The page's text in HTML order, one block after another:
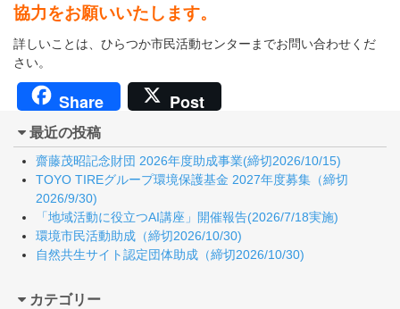
協力をお願いいたします。
詳しいことは、ひらつか市民活動センターまでお問い合わせくだ
さい。
Share Post
最近の投稿
齋藤茂昭記念財団 2026年度助成事業(締切2026/10/15)
TOYO TIREグループ環境保護基金 2027年度募集（締切
2026/9/30)
「地域活動に役立つAI講座」開催報告(2026/7/18実施)
環境市民活動助成（締切2026/10/30)
自然共生サイト認定団体助成（締切2026/10/30)
カテゴリー